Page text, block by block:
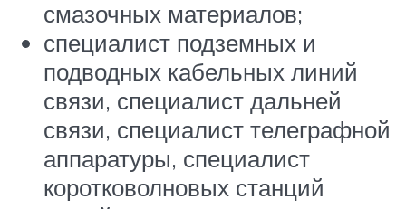
смазочных материалов;
специалист подземных и
подводных кабельных линий
связи, специалист дальней
связи, специалист телеграфной
аппаратуры, специалист
коротковолновых станций